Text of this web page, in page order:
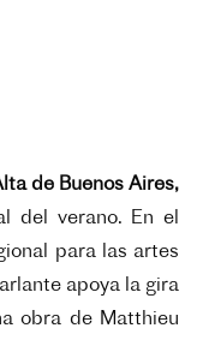
de Buenos Aires,
del verano. En el
para las artes
apoya la gira
obra de Matthieu